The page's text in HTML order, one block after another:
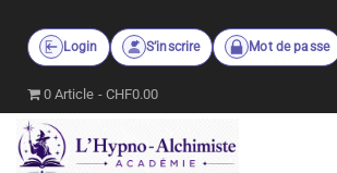
Login S’inscrire Mot de passe
0 Article CHF0.00